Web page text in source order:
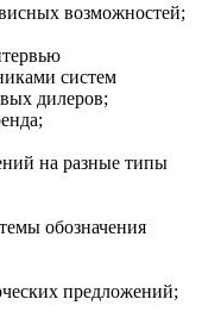
возможностей;
систем
дилеров;
на разные типы
обозначения
предложений;